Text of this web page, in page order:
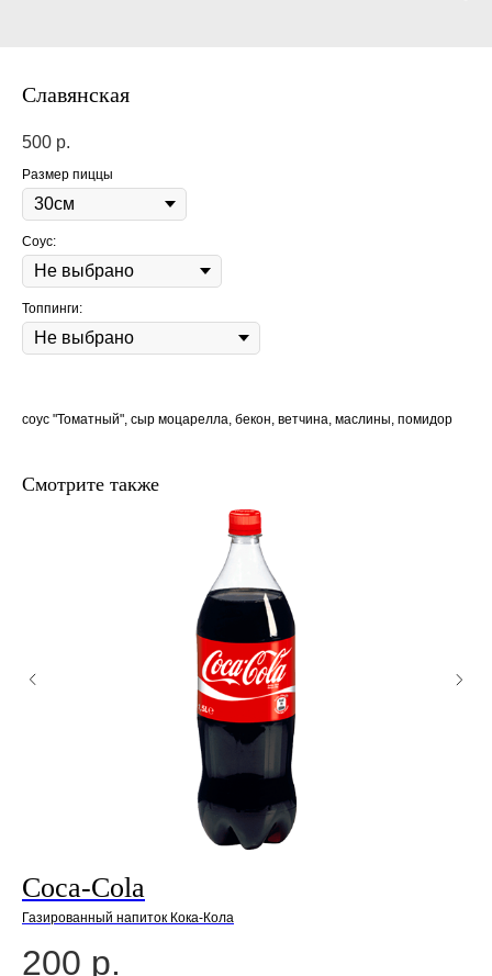
Славянская
500 р.
Размер пиццы
Соус:
Топпинги:
соус "Томатный", сыр моцарелла, бекон, ветчина, маслины, помидор
Смотрите также
Coca-Cola
Газированный напиток Кока-Кола
200 р.